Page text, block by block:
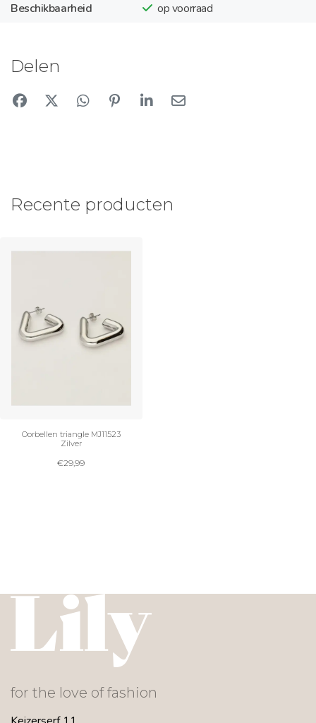
Beschikbaarheid op voorraad
Delen
Recente producten
Oorbellen triangle MJ11523
Zilver
€29,99
for the love of fashion